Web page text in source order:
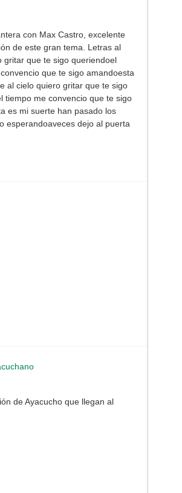
con Max Castro, excelente
de este gran tema. Letras al
gritar que te sigo queriendoel
que te sigo amandoesta
al cielo quiero gritar que te sigo
tiempo me convencio que te sigo
es mi suerte han pasado los
esperandoaveces dejo al puerta
de Ayacucho que llegan al